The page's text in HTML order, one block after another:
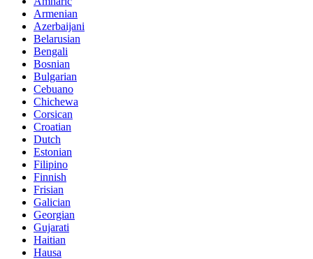
Armenian
Azerbaijani
Belarusian
Bengali
Bosnian
Bulgarian
Cebuano
Chichewa
Corsican
Croatian
Dutch
Estonian
Filipino
Finnish
Frisian
Galician
Georgian
Gujarati
Haitian
Hausa